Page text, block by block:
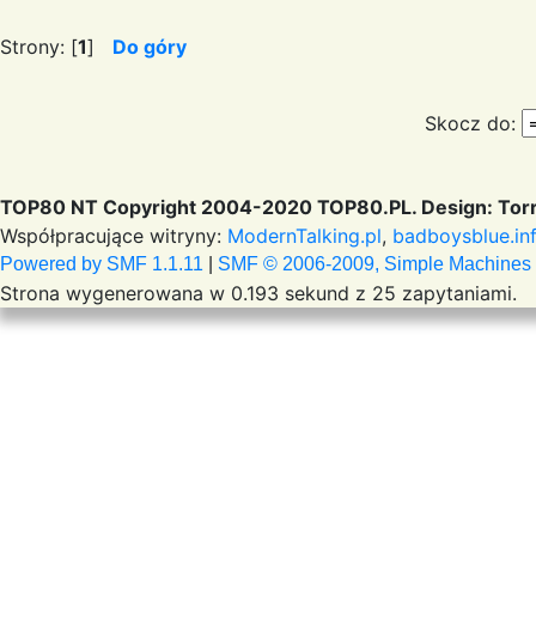
Strony: [1] Do góry
Skocz do:
TOP80 NT Copyright 2004-2020 TOP80.PL. Design:
Współpracujące witryny: ModernTalking.pl,
Powered by SMF 1.1.11 SMF © 2006-2009, Simple Machines
Strona wygenerowana w 0.193 sekund z 25 zapytaniami.